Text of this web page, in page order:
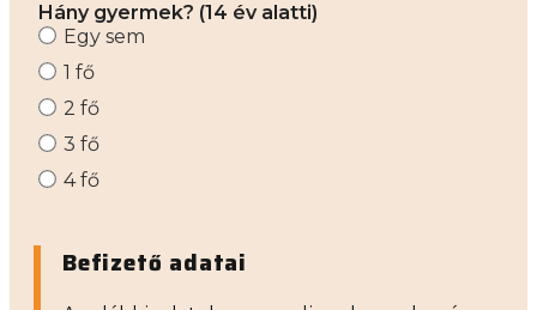
Hány gyermek? (14 év alatti)
Egy sem
1 fő
2 fő
3 fő
4 fő
Befizető adatai